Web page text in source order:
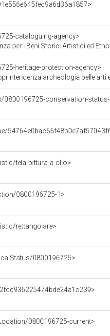
cataloguing-agency>
per i Beni Storici Artistici ed
heritage-protection-agency>
archeologia belle
conservation-status-
tela-pittura-a-olio>
0800196725-1>
rettangolare>
0800196725>
0800196725-current>